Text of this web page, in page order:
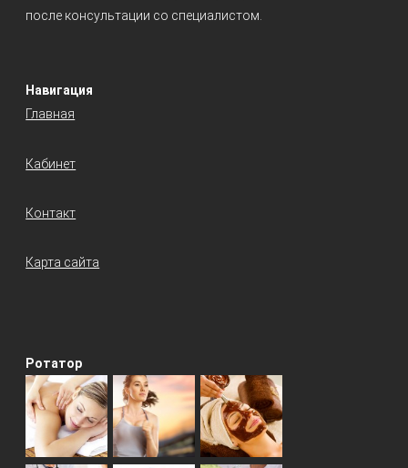
после консультации со специалистом.
Навигация
Главная
Кабинет
Контакт
Карта сайта
Ротатор